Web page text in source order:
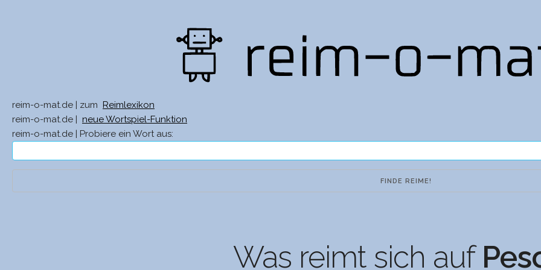
reim-o-mat.de | zum
Reimlexikon
reim-o-mat.de |
neue Wortspiel-Funktion
reim-o-mat.de | Probiere ein Wort aus:
Was reimt sich auf